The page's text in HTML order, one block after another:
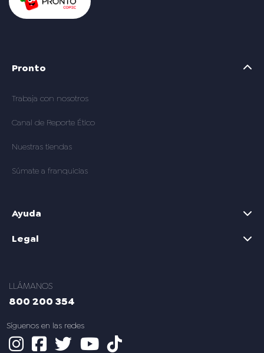
Pronto
Trabaja con nosotros
Canal de Reporte Ético
Nuestras tiendas
Súmate a franquicias
Ayuda
Legal
LLÁMANOS
800 200 354
en las redes